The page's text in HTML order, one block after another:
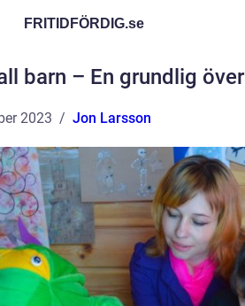
FRITIDFÖRDIG.se
barn – En grundlig
2023 Jon Larsson